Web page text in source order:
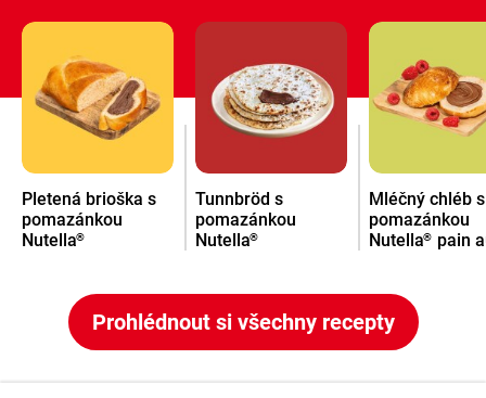
Pletená brioška s
pomazánkou
Nutella®
Tunnbröd s
pomazánkou
Nutella®
Mléčný chléb s
pomazánkou
Nutella® pain
Prohlédnout si všechny recepty